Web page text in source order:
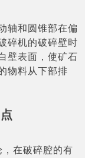
轴和圆锥部在偏
碎机的破碎壁时
壁表面，使矿石
物料从下部排
在破碎腔的有